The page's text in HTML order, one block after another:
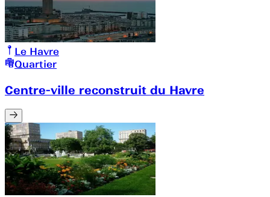
Le Havre
Quartier
Centre-ville reconstruit du Havre